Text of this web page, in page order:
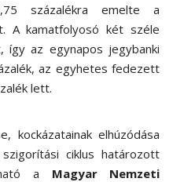
százalékra emelte a
A kamatfolyosó két széle
így az egynapos jegybanki
az egyhetes fedezett
lett.
kockázatainak elhúzódása
ciklus határozott
a
Magyar Nemzeti